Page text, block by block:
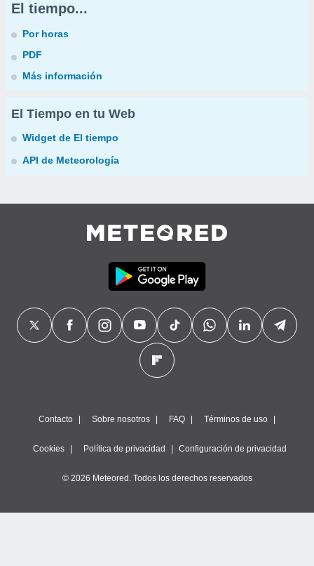
El tiempo...
Por horas
PDF
Más información
El Tiempo en tu Web
Widget de El tiempo
API de Meteorología
Contacto Sobre nosotros FAQ Términos de uso
Cookies Política de privacidad Configuración de privacidad
© 2026 Meteored. Todos los derechos reservados